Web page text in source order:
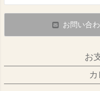
お問い合
お